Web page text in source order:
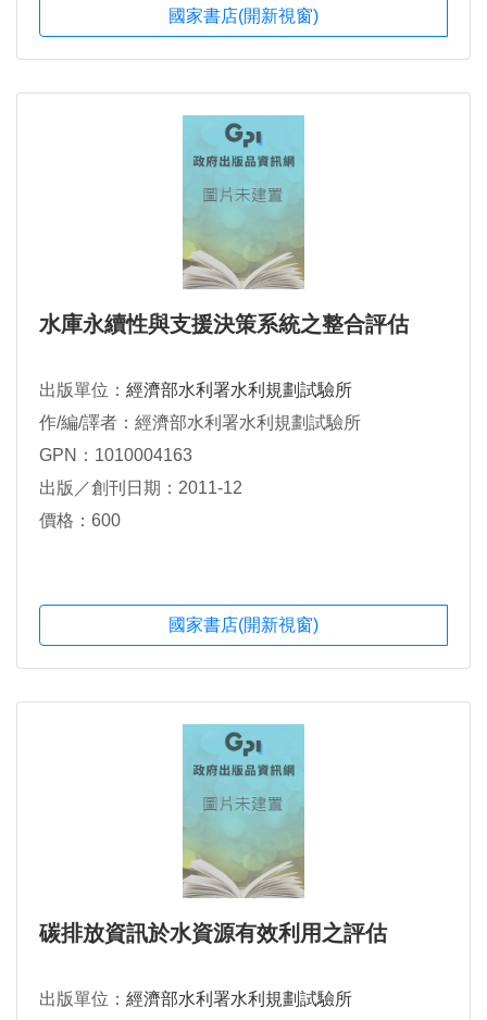
國家書店(開新視窗)
水庫永續性與支援決策系統之整合評估
出版單位： 經濟部水利署水利規劃試驗所
作/編/譯者：經濟部水利署水利規劃試驗所
GPN：1010004163
出版／創刊日期：2011-12
價格：600
國家書店(開新視窗)
碳排放資訊於水資源有效利用之評估
出版單位： 經濟部水利署水利規劃試驗所